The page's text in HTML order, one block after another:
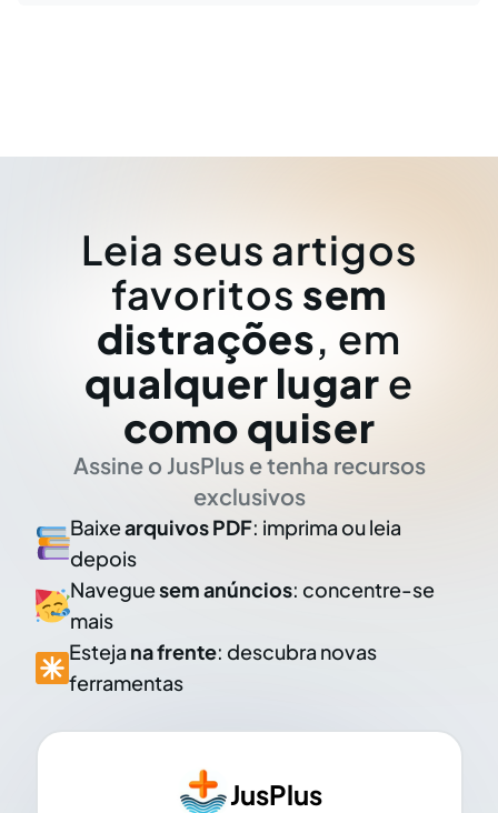
Leia seus artigos
favoritos sem
distrações, em
qualquer lugar e
como quiser
Assine o JusPlus e tenha recursos
exclusivos
Baixearquivos PDF: imprima ou leia
depois
Naveguesem anúncios: concentre-se
mais
Esteja na frente: descubra novas
ferramentas
JusPlus